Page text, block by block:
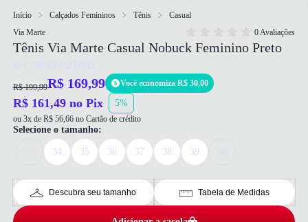
Início Calçados Femininos Tênis
Casual
Via Marte
0 Avaliações
Tênis Via Marte Casual Nobuck Feminino Preto
Ref: 7890337297982
R$ 199,99R$ 169,99 Você economiza R$ 30,00
R$ 161,49 no Pix 5%
ou 3x de R$ 56,66 no Cartão de crédito
Selecione o tamanho:
34 35 36 37 38 39
Descubra seu tamanho Tabela de Medidas